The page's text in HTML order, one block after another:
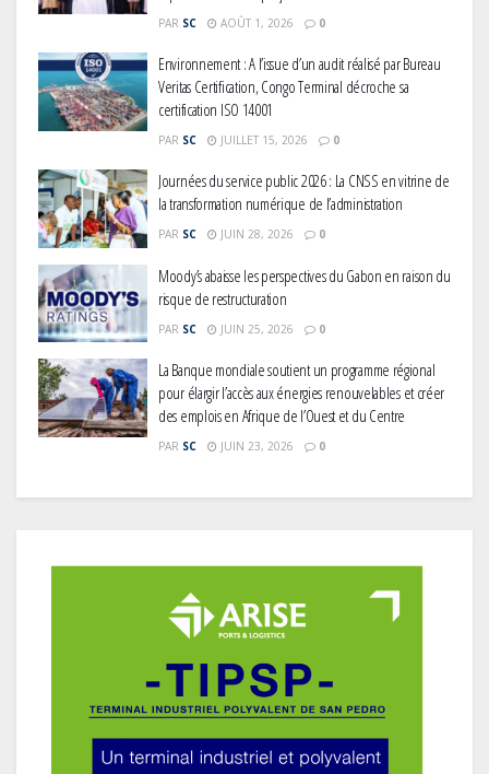
PAR SC AOÛT 1, 2026 0
Environnement : A l’issue d’un audit réalisé par Bureau
Veritas Certification, Congo Terminal décroche sa
certification ISO 14001
PAR SC JUILLET 15, 2026 0
Journées du service public 2026 : La CNSS en vitrine de
la transformation numérique de l’administration
PAR SC JUIN 28, 2026 0
Moody’s abaisse les perspectives du Gabon en raison du
risque de restructuration
PAR SC JUIN 25, 2026 0
La Banque mondiale soutient un programme régional
pour élargir l’accès aux énergies renouvelables et créer
des emplois en Afrique de l’Ouest et du Centre
PAR SC JUIN 23, 2026 0